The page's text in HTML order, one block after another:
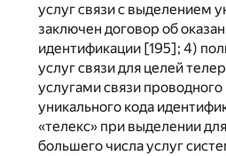
услуг связи с выделением
заключен договор об
идентификации [195]; 4)
услуг связи для целей
услугами связи
уникального кода
«телекс» при выделении
большего числа услуг